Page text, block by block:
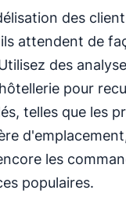
des
attendent de
des
pour
telles que les
les
populaires.